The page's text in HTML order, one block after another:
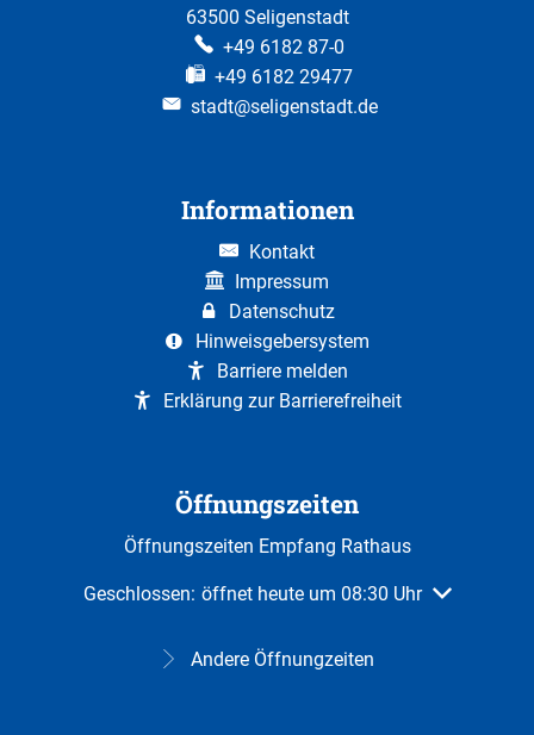
63500 Seligenstadt
+49 6182 87-0
+49 6182 29477
stadt@seligenstadt.de
Informationen
Kontakt
Impressum
Datenschutz
Hinweisgebersystem
Barriere melden
Erklärung zur Barrierefreiheit
Öffnungszeiten
Öffnungszeiten Empfang Rathaus
Klicken, um weitere Öffnungs- oder Schließzeiten
Geschlossen: öffnet heute um 08:30 Uhr
Andere Öffnungzeiten